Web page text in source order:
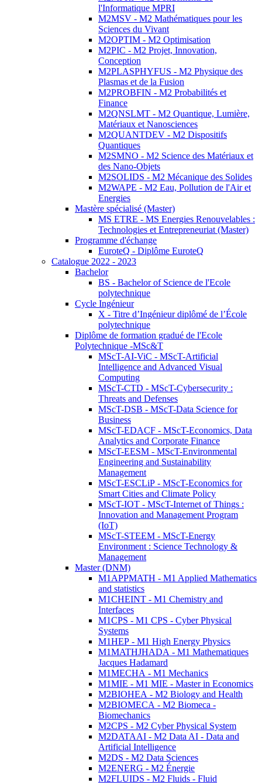
l'Informatique MPRI
M2MSV - M2 Mathématiques pour les
Sciences du Vivant
M2OPTIM - M2 Optimisation
M2PIC - M2 Projet, Innovation,
Conception
M2PLASPHYFUS - M2 Physique des
Plasmas et de la Fusion
M2PROBFIN - M2 Probabilités et
Finance
M2QNSLMT - M2 Quantique, Lumière,
Matériaux et Nanosciences
M2QUANTDEV - M2 Dispositifs
Quantiques
M2SMNO - M2 Science des Matériaux et
des Nano-Objets
M2SOLIDS - M2 Mécanique des Solides
M2WAPE - M2 Eau, Pollution de l'Air et
Energies
Mastère spécialisé (Master)
MS ETRE - MS Energies Renouvelables :
Technologies et Entrepreneuriat (Master)
Programme d'échange
EuroteQ - Diplôme EuroteQ
Catalogue 2022 - 2023
Bachelor
BS - Bachelor of Science de l'Ecole
polytechnique
Cycle Ingénieur
X - Titre d’Ingénieur diplômé de l’École
polytechnique
Diplôme de formation gradué de l'Ecole
Polytechnique -MSc&T
MScT-AI-ViC - MScT-Artificial
Intelligence and Advanced Visual
Computing
MScT-CTD - MScT-Cybersecurity :
Threats and Defenses
MScT-DSB - MScT-Data Science for
Business
MScT-EDACF - MScT-Economics, Data
Analytics and Corporate Finance
MScT-EESM - MScT-Environmental
Engineering and Sustainability
Management
MScT-ESCLiP - MScT-Economics for
Smart Cities and Climate Policy
MScT-IOT - MScT-Internet of Things :
Innovation and Management Program
(IoT)
MScT-STEEM - MScT-Energy
Environment : Science Technology &
Management
Master (DNM)
M1APPMATH - M1 Applied Mathematics
and statistics
M1CHEINT - M1 Chemistry and
Interfaces
M1CPS - M1 CPS - Cyber Physical
Systems
M1HEP - M1 High Energy Physics
M1MATHJHADA - M1 Mathematiques
Jacques Hadamard
M1MECHA - M1 Mechanics
M1MIE - M1 MIE - Master in Economics
M2BIOHEA - M2 Biology and Health
M2BIOMECA - M2 Biomeca -
Biomechanics
M2CPS - M2 Cyber Physical System
M2DATAAI - M2 Data AI - Data and
Artificial Intelligence
M2DS - M2 Data Sciences
M2ENERG - M2 Énergie
M2FLUIDS - M2 Fluids - Fluid